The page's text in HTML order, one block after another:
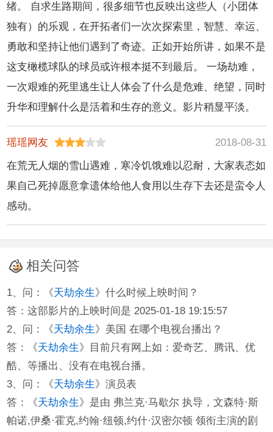
绪。 自求生路期间，很多细节也反映出这些人（小团体
独有）的乐观，在开拓者们一次次探索里，智慧、幸运、
勇敢和坚持让他们遇到了奇迹。正如开始所讲，如果不是
这支橄榄球队的球员或许根本挺不到最后。 一场劫难，
一次艰难的死里逃生让人体会了什么是危难、绝望，同时
升华和理解什么是活着和生存的意义。影片稍显平淡。
瑶瑶网友
2018-08-31
在荒无人烟的雪山遇难，寒冷饥饿难以忍耐，大家表态如
果自己死掉愿意拿遗体给他人食用以生存下去还是蛮令人
感动。
相关问答
1、问：《天劫余生》什么时候上映时间？
答：这部影片的上映时间是 2025-01-18 19:15:57
2、问：《天劫余生》美国 在哪个电视台播出？
答：《天劫余生》目前只有网上如：爱奇艺、腾讯、优
酷、等播出、没有在电视台播。
3、问：《天劫余生》演员表
答：《天劫余生》是由 弗兰克·马歇尔 执导，文森特·斯
帕诺,伊桑·霍克,约翰·纽顿,约什·汉密尔顿 领衔主演的剧